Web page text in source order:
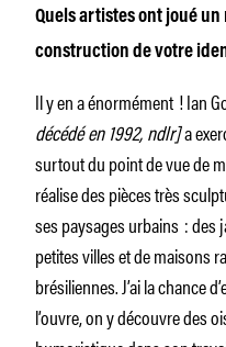
Quels artistes ont joué
construction de votre
Il y en a énormément ! Ian
décédé en 1992, ndlr]a
surtout du point de vue de
réalise des pièces très
ses paysages urbains : des
petites villes et de maisons
brésiliennes. J’ai la chance
l’ouvre, on y découvre des